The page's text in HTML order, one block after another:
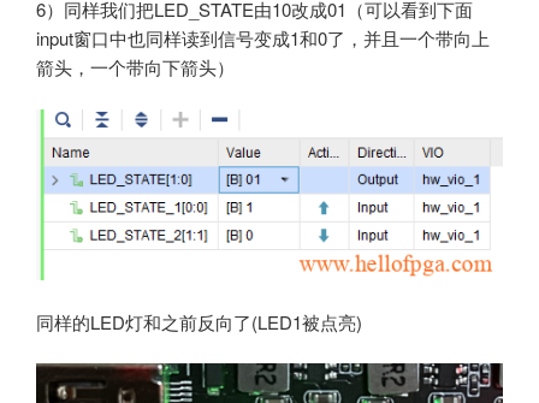
6）同样我们把LED_STATE由10改成01（可以看到下面
input窗口中也同样读到信号变成1和0了，并且一个带向上
箭头，一个带向下箭头）
同样的LED灯和之前反向了(LED1被点亮)